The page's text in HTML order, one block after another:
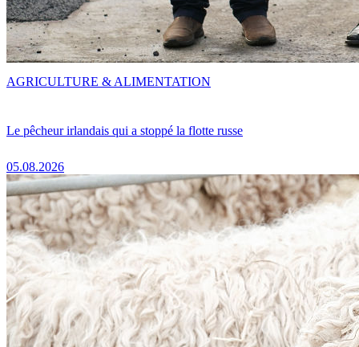
Le pêcheur irlandais qui a stoppé la flotte russe
05.08.2026
AGRICULTURE & ALIMENTATION